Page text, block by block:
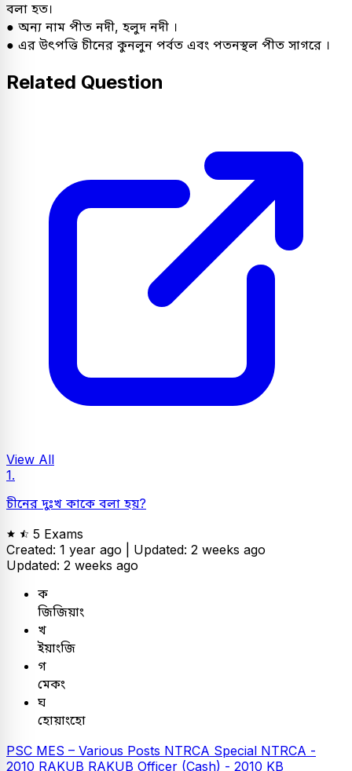
বলা হত।
● অন্য নাম পীত নদী, হলুদ নদী ।
● এর উৎপত্তি চীনের কুনলুন পর্বত এবং পতনস্থল পীত সাগরে ।
Related Question
View All
1.
চীনের দুঃখ কাকে বলা হয়?
5 Exams
Created: 1 year ago | Updated: 2 weeks ago
Updated: 2 weeks ago
ক
জিজিয়াং
খ
ইয়াংজি
গ
মেকং
ঘ
হোয়াংহো
PSC MES – Various Posts NTRCA Special NTRCA -
2010 RAKUB RAKUB Officer (Cash) - 2010 KB